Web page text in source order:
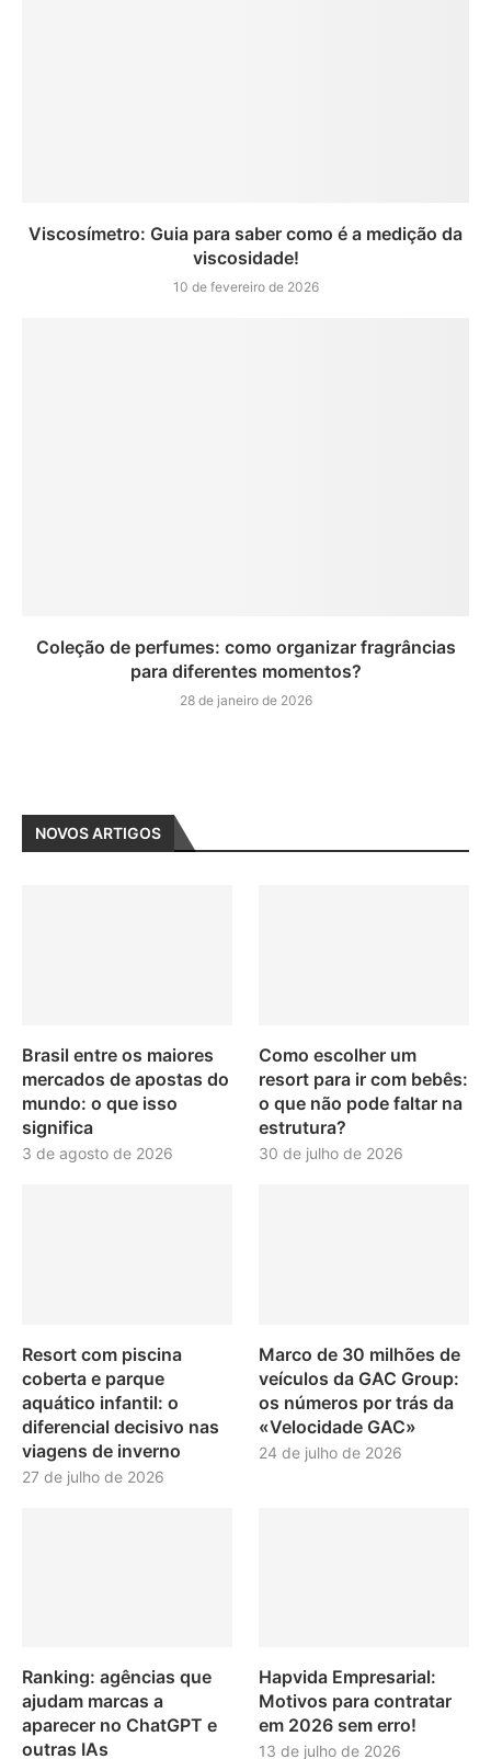
Viscosímetro: Guia para saber como é a medição da
viscosidade!
10 de fevereiro de 2026
Coleção de perfumes: como organizar fragrâncias
para diferentes momentos?
28 de janeiro de 2026
NOVOS ARTIGOS
Brasil entre os maiores
mercados de apostas do
mundo: o que isso
significa
3 de agosto de 2026
Como escolher um
resort para ir com bebês:
o que não pode faltar na
estrutura?
30 de julho de 2026
Resort com piscina
coberta e parque
aquático infantil: o
diferencial decisivo nas
viagens de inverno
27 de julho de 2026
Marco de 30 milhões de
veículos da GAC Group:
os números por trás da
«Velocidade GAC»
24 de julho de 2026
Ranking: agências que
ajudam marcas a
aparecer no ChatGPT e
outras IAs
Hapvida Empresarial:
Motivos para contratar
em 2026 sem erro!
13 de julho de 2026